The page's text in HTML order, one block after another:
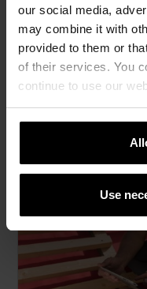
our social media,
may combine it with
provided to them or
of their services. You
continue to use our
Use